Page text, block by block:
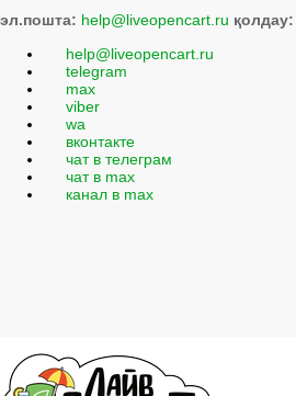
эл.пошта: help@liveopencart.ru қолдау:
help@liveopencart.ru
telegram
max
viber
wa
вконтакте
чат в телеграм
чат в max
канал в max